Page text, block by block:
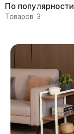
По популярности
Товаров: 3